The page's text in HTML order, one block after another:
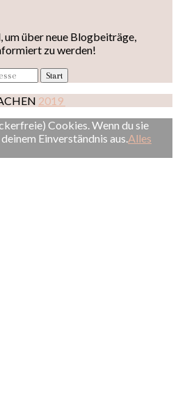
über neue Blogbeiträge,
zu werden!
2019
Cookies. Wenn du sie
Einverständnis aus. Alles